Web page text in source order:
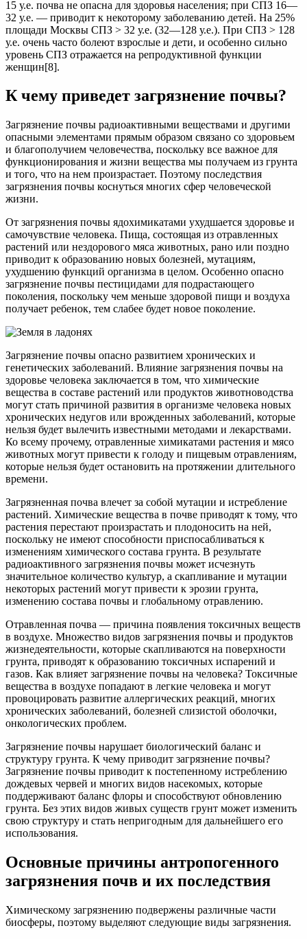
15 у.е. почва не опасна для здоровья населения; при СПЗ 16—
32 у.е. — приводит к некоторому заболеванию детей. На 25%
площади Москвы СПЗ > 32 у.е. (32—128 у.е.). При СПЗ > 128
у.е. очень часто болеют взрослые и дети, и особенно сильно
уровень СПЗ отражается на репродуктивной функции
женщин[8].
К чему приведет загрязнение почвы?
Загрязнение почвы радиоактивными веществами и другими
опасными элементами прямым образом связано со здоровьем
и благополучием человечества, поскольку все важное для
функционирования и жизни вещества мы получаем из грунта
и того, что на нем произрастает. Поэтому последствия
загрязнения почвы коснуться многих сфер человеческой
жизни.
От загрязнения почвы ядохимикатами ухудшается здоровье и
самочувствие человека. Пища, состоящая из отравленных
растений или нездорового мяса животных, рано или поздно
приводит к образованию новых болезней, мутациям,
ухудшению функций организма в целом. Особенно опасно
загрязнение почвы пестицидами для подрастающего
поколения, поскольку чем меньше здоровой пищи и воздуха
получает ребенок, тем слабее будет новое поколение.
Загрязнение почвы опасно развитием хронических и
генетических заболеваний. Влияние загрязнения почвы на
здоровье человека заключается в том, что химические
вещества в составе растений или продуктов животноводства
могут стать причиной развития в организме человека новых
хронических недугов или врожденных заболеваний, которые
нельзя будет вылечить известными методами и лекарствами.
Ко всему прочему, отравленные химикатами растения и мясо
животных могут привести к голоду и пищевым отравлениям,
которые нельзя будет остановить на протяжении длительного
времени.
Загрязненная почва влечет за собой мутации и истребление
растений. Химические вещества в почве приводят к тому, что
растения перестают произрастать и плодоносить на ней,
поскольку не имеют способности приспосабливаться к
изменениям химического состава грунта. В результате
радиоактивного загрязнения почвы может исчезнуть
значительное количество культур, а скапливание и мутации
некоторых растений могут привести к эрозии грунта,
изменению состава почвы и глобальному отравлению.
Отравленная почва — причина появления токсичных веществ
в воздухе. Множество видов загрязнения почвы и продуктов
жизнедеятельности, которые скапливаются на поверхности
грунта, приводят к образованию токсичных испарений и
газов. Как влияет загрязнение почвы на человека? Токсичные
вещества в воздухе попадают в легкие человека и могут
провоцировать развитие аллергических реакций, многих
хронических заболеваний, болезней слизистой оболочки,
онкологических проблем.
Загрязнение почвы нарушает биологический баланс и
структуру грунта. К чему приводит загрязнение почвы?
Загрязнение почвы приводит к постепенному истреблению
дождевых червей и многих видов насекомых, которые
поддерживают баланс флоры и способствуют обновлению
грунта. Без этих видов живых существ грунт может изменить
свою структуру и стать непригодным для дальнейшего его
использования.
Основные причины антропогенного
загрязнения почв и их последствия
Химическому загрязнению подвержены различные части
биосферы, поэтому выделяют следующие виды загрязнения.